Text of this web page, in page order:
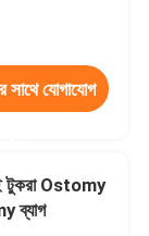
সাথে যোগাযোগ
টুকরা Ostomy
ব্যাগ